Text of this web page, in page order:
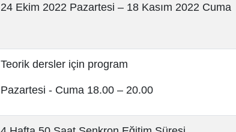
24 Ekim 2022 Pazartesi – 18 Kasım 2022 Cuma
Teorik dersler için program
Pazartesi - Cuma 18.00 – 20.00